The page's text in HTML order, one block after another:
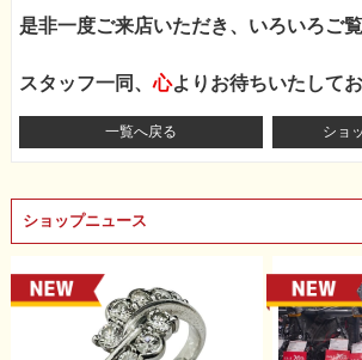
是非一度ご来店いただき、いろいろご
スタッフ一同、心よりお待ちいたして
一覧へ戻る ショ
ショップニュース